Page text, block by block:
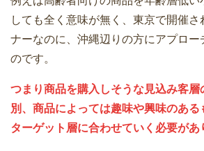
しても全く意味が無く、東京で開催さ
ナーなのに、沖縄辺りの方にアプロー
のです。
つまり商品を購入しそうな見込み客層
別、商品によっては趣味や興味のあ
ターゲット層に合わせていく必要があ